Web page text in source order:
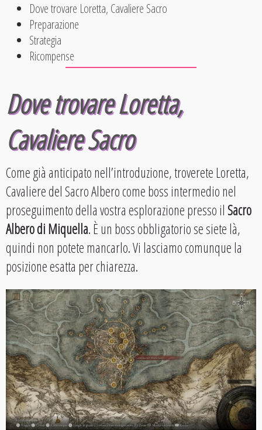
Dove trovare Loretta, Cavaliere Sacro
Preparazione
Strategia
Ricompense
Dove trovare Loretta,
Cavaliere Sacro
Come già anticipato nell’introduzione, troverete Loretta,
Cavaliere del Sacro Albero come boss intermedio nel
proseguimento della vostra esplorazione presso ilSacro
Albero di Miquella. È un boss obbligatorio se siete là,
quindi non potete mancarlo. Vi lasciamo comunque la
posizione esatta per chiarezza.